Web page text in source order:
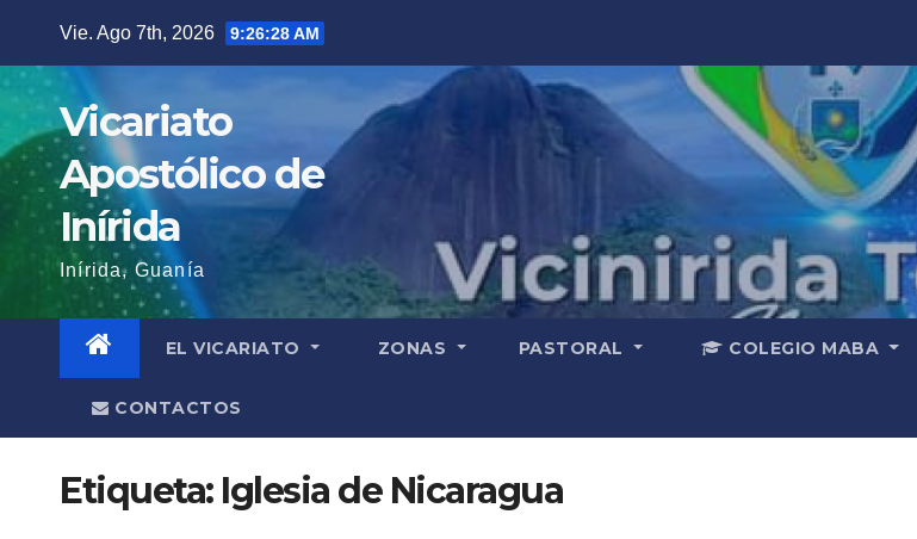
contenido
Vie. Ago 7th, 2026 9:26:28 AM
Vicariato
Apostólico de
Inírida
Inírida, Guanía
EL VICARIATO ZONAS PASTORAL COLEGIO MABA
CONTACTOS
Etiqueta: Iglesia de Nicaragua